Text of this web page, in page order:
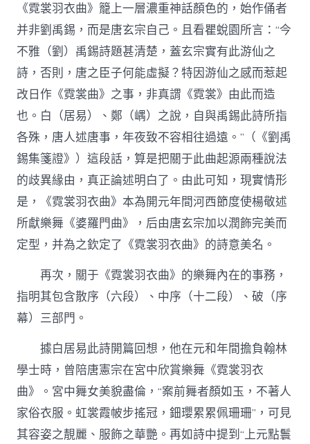
《霓裳羽衣曲》籠上一層濃重神話顏色的，始作俑者
并非劉禹錫，而是唐玄宗自己。且看瞿蛻園所言：“今
不雅（劉）禹錫詩題甚清楚，蓋玄宗實有此游仙之
詩，否則，唐之臣子何能虛擬？特因游仙之感而惹起
改日作《霓裳曲》之事，非真謂《霓裳》由此而造
也。白（居易）、鄭（嵎）之說，自與禹錫此詩所指
各殊，唐人述唐事，年夜致不容相往過遠。”（《劉禹
錫集箋證》）這段話，算是把關于此曲起源兩種說法
的歧異緣由，真正論述明白了。由此可知，現實情形
是，《霓裳羽衣曲》本為開元年間河西節度使楊敬述
所獻樂舞《婆羅門曲》，后由唐玄宗加以潤飾完美而
定型，并為之欽定了《霓裳羽衣曲》的詩意美名。
再次，關于《霓裳羽衣曲》的樂舞內在的事務，
指明其包含散序（六段）、中序（十二段）、破（序
幕）三部門。
據白居易此詩開篇回想，他在元和年間擔負翰林
學士時，曾陪唐憲宗在宮中欣賞樂舞《霓裳羽衣
曲》。宮中舞女美貌盡倫，“案前舞者顏如玉，不著人
家俗衣服。虹裳霞帔步搖冠，鈿瓔累累佩珊珊”，可見
其容姿之靚麗、服飾之華艷。再如詩中提到“上元點鬟